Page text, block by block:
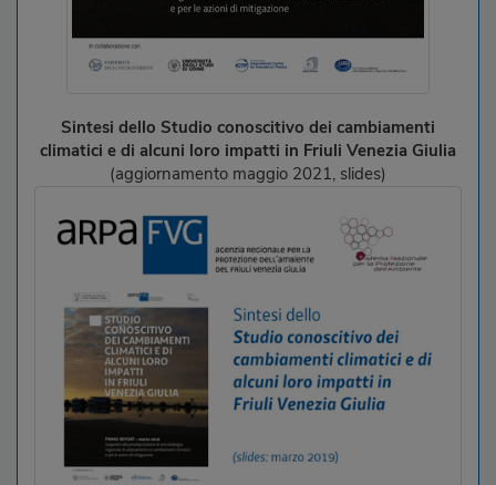
Sintesi dello Studio conoscitivo dei cambiamenti
climatici e di alcuni loro impatti in Friuli Venezia Giulia
(aggiornamento maggio 2021, slides)